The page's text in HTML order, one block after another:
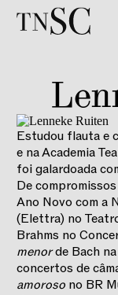
Estudou flauta e
e na Academia
foi galardoada
De
Ano Novo com a
(Elettra) no
Brahms no
menorde Bach na
concertos de
amorosono BR